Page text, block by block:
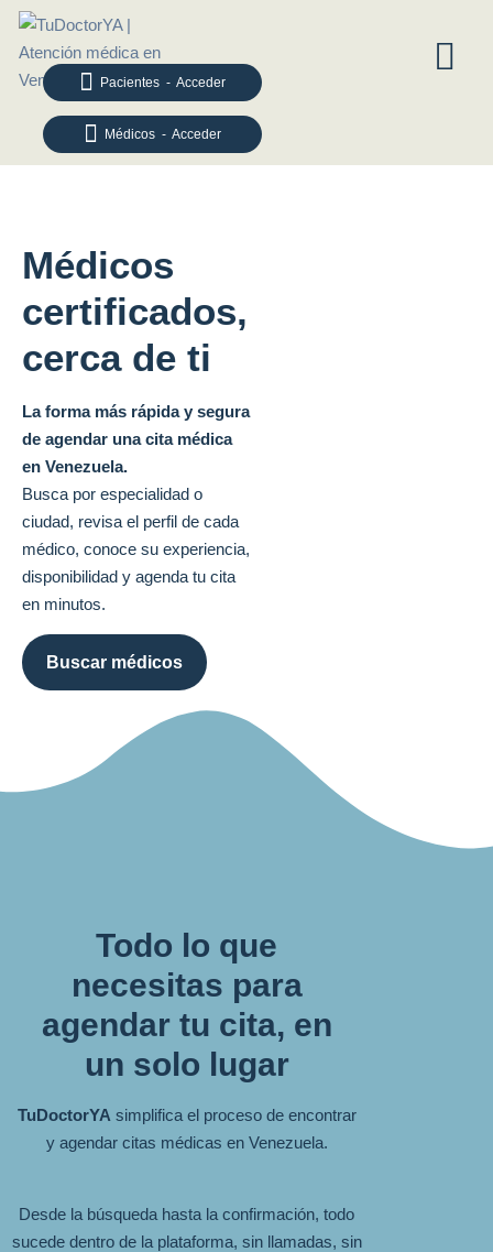
Médicos - Acceder
Pacientes - Acceder
Médicos
certificados,
cerca de ti
La forma más rápida y segura
de agendar una cita médica
en Venezuela.
Busca por especialidad o
ciudad, revisa el perfil de cada
médico, conoce su experiencia,
disponibilidad y agenda tu cita
en minutos.
Buscar médicos
Todo lo que
necesitas para
agendar tu cita, en
un solo lugar
TuDoctorYA simplifica el proceso de encontrar
y agendar citas médicas en Venezuela.
Desde la búsqueda hasta la confirmación, todo
sucede dentro de la plataforma, sin llamadas, sin